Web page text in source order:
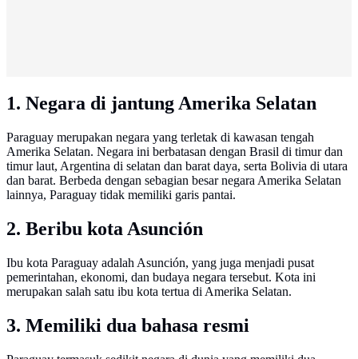
1. Negara di jantung Amerika Selatan
Paraguay merupakan negara yang terletak di kawasan tengah
Amerika Selatan. Negara ini berbatasan dengan Brasil di timur dan
timur laut, Argentina di selatan dan barat daya, serta Bolivia di utara
dan barat. Berbeda dengan sebagian besar negara Amerika Selatan
lainnya, Paraguay tidak memiliki garis pantai.
2. Beribu kota Asunción
Ibu kota Paraguay adalah Asunción, yang juga menjadi pusat
pemerintahan, ekonomi, dan budaya negara tersebut. Kota ini
merupakan salah satu ibu kota tertua di Amerika Selatan.
3. Memiliki dua bahasa resmi